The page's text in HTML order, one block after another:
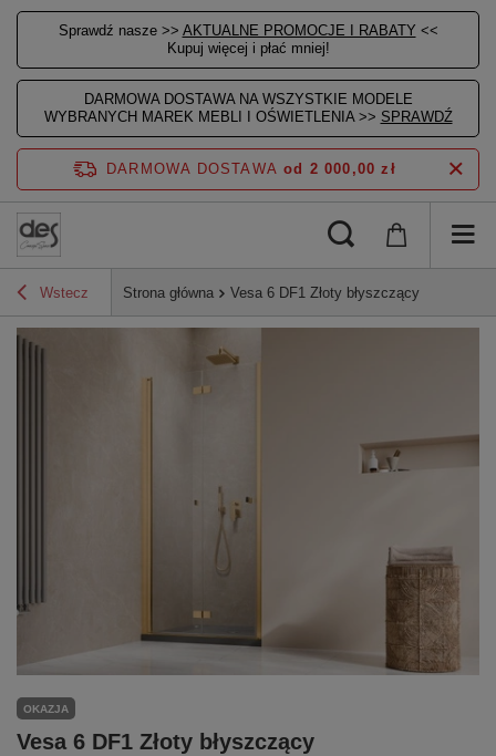
Sprawdź nasze >> AKTUALNE PROMOCJE I RABATY <<
Kupuj więcej i płać mniej!
DARMOWA DOSTAWA NA WSZYSTKIE MODELE
WYBRANYCH MAREK MEBLI I OŚWIETLENIA >> SPRAWDŹ
DARMOWA DOSTAWA od 2 000,00 zł
Wstecz Strona główna Vesa 6 DF1 Złoty błyszczący
OKAZJA
Vesa 6 DF1 Złoty błyszczący